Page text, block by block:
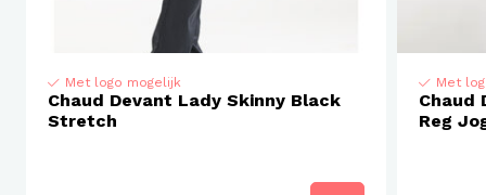
Met logo mogelijk
Chaud Devant Lady Skinny Black
Stretch
Met
Chaud
Reg